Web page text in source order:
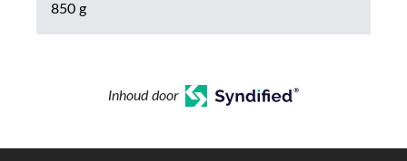
850 g
Inhoud door